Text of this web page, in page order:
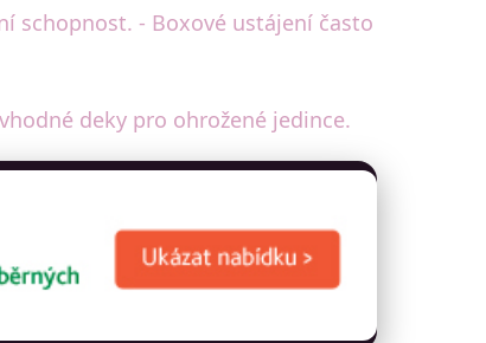
schopnost. - Boxové ustájení často
deky pro ohrožené jedince.